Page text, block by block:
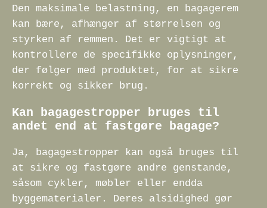
Den maksimale belastning, en bagagerem
kan bære, afhænger af størrelsen og
styrken af remmen. Det er vigtigt at
kontrollere de specifikke oplysninger,
der følger med produktet, for at sikre
korrekt og sikker brug.
Kan bagagestropper bruges til
andet end at fastgøre bagage?
Ja, bagagestropper kan også bruges til
at sikre og fastgøre andre genstande,
såsom cykler, møbler eller endda
byggematerialer. Deres alsidighed gør